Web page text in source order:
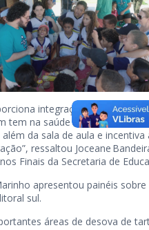
integração e
tem na saúde dos oceanos. A
da sala de aula e incentiva
ressaltou Joceane
Finais da Secretaria de
apresentou painéis sobre
sul.
áreas de desova de